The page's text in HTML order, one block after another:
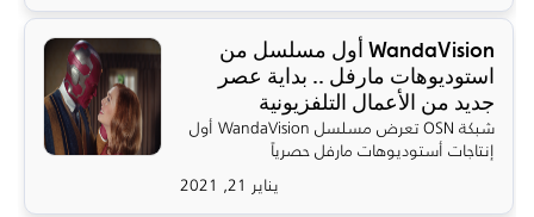
WandaVision أول مسلسل من
استوديوهات مارفل .. بداية عصر
جديد من الأعمال التلفزيونية
شبكة OSN تعرض مسلسل WandaVision أول
إنتاجات أستوديوهات مارفل حصرياً
يناير 21, 2021